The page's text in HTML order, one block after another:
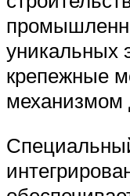
уникальных
крепежные
механизмом